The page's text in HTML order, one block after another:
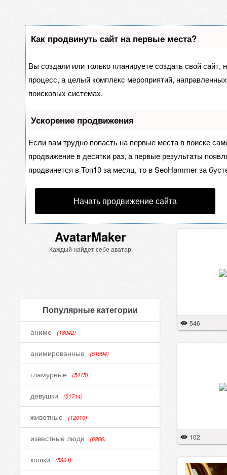
Как продвинуть сайт на первые места?
Вы создали или только планируете создать свой сайт,
процесс, а целый комплекс мероприятий,
поисковых системах.
Ускорение продвижения
Если вам трудно попасть на первые места в поиске
продвижение в десятки раз, а первые результаты
продвинется в Топ10 за месяц, то вSeoHammerза
Начать продвижение сайта
AvatarMaker
Каждый найдет себе аватар
Популярные категории
аниме (18042)
анимированные (51594)
гламурные (5415)
девушки (51714)
животные (12010)
известные люди (6266)
кошки (5864)
546
102